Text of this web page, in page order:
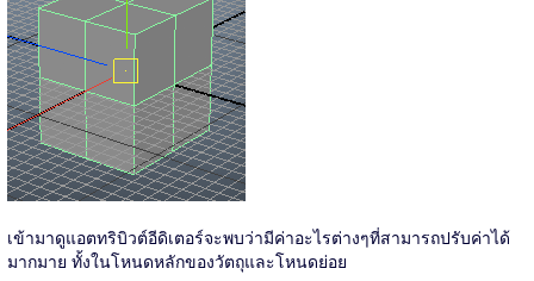
เข้ามาดูแอตทริบิวต์อีดิเตอร์จะพบว่ามีค่าอะไรต่างๆที่สามารถปรับค่าได้
มากมาย ทั้งในโหนดหลักของวัตถุและโหนดย่อย